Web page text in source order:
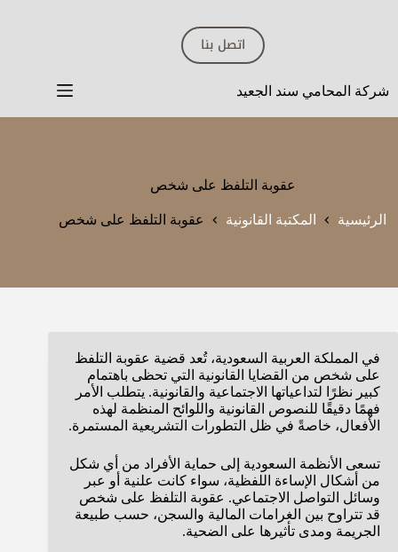
اتصل بنا
شركة المحامي سند الجعيد
عقوبة التلفظ على شخص
الرئيسية المكتبة القانونية عقوبة التلفظ على شخص
في المملكة العربية السعودية، تُعد قضية عقوبة التلفظ
على شخص من القضايا القانونية التي تحظى باهتمام
كبير نظرًا لتداعياتها الاجتماعية والقانونية. يتطلب الأمر
فهمًا دقيقًا للنصوص القانونية واللوائح المنظمة لهذه
الأفعال، خاصةً في ظل التطورات التشريعية المستمرة.
تسعى الأنظمة السعودية إلى حماية الأفراد من أي شكل
من أشكال الإساءة اللفظية، سواء كانت علنية أو عبر
وسائل التواصل الاجتماعي. عقوبة التلفظ على شخص
قد تتراوح بين الغرامات المالية والسجن، حسب طبيعة
الجريمة ومدى تأثيرها على الضحية.